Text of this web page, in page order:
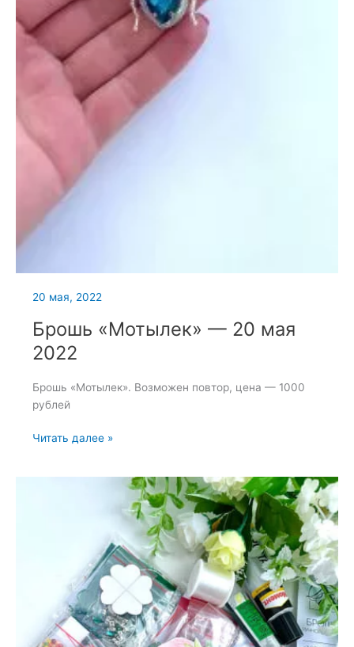
20 мая, 2022
Брошь «Мотылек» — 20 мая
2022
Брошь «Мотылек». Возможен повтор, цена — 1000
рублей
Брошь
Читать далее »